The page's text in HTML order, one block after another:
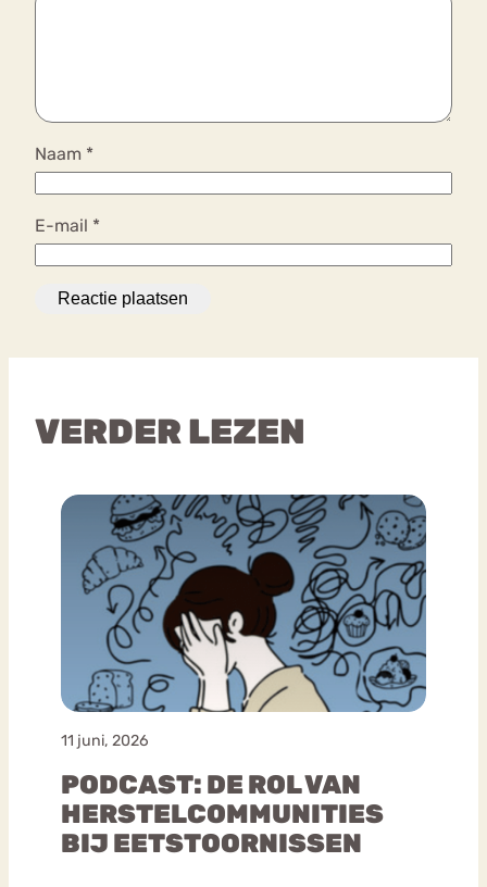
Naam *
E-mail *
VERDER LEZEN
11 juni, 2026
PODCAST: DE ROL VAN
HERSTELCOMMUNITIES
BIJ EETSTOORNISSEN